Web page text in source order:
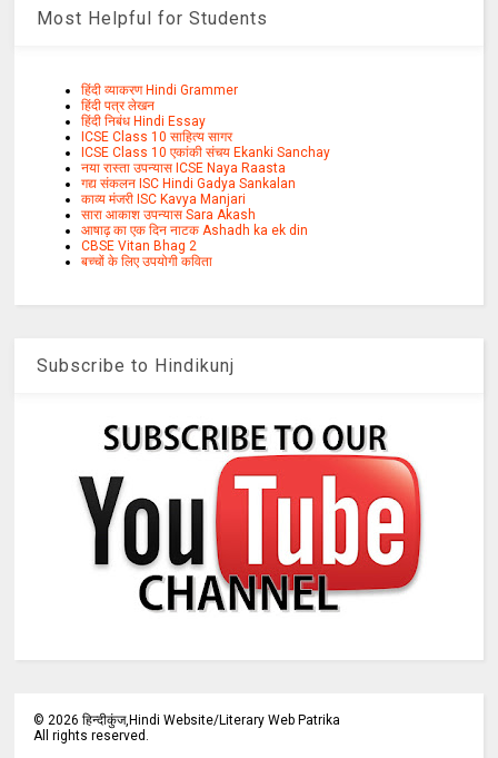
Most Helpful for Students
हिंदी व्याकरण Hindi Grammer
हिंदी पत्र लेखन
हिंदी निबंध Hindi Essay
ICSE Class 10 साहित्य सागर
ICSE Class 10 एकांकी संचय Ekanki Sanchay
नया रास्ता उपन्यास ICSE Naya Raasta
गद्य संकलन ISC Hindi Gadya Sankalan
काव्य मंजरी ISC Kavya Manjari
सारा आकाश उपन्यास Sara Akash
आषाढ़ का एक दिन नाटक Ashadh ka ek din
CBSE Vitan Bhag 2
बच्चों के लिए उपयोगी कविता
Subscribe to Hindikunj
©2026 हिन्दीकुंज,Hindi Website/Literary Web Patrika
All rights reserved.